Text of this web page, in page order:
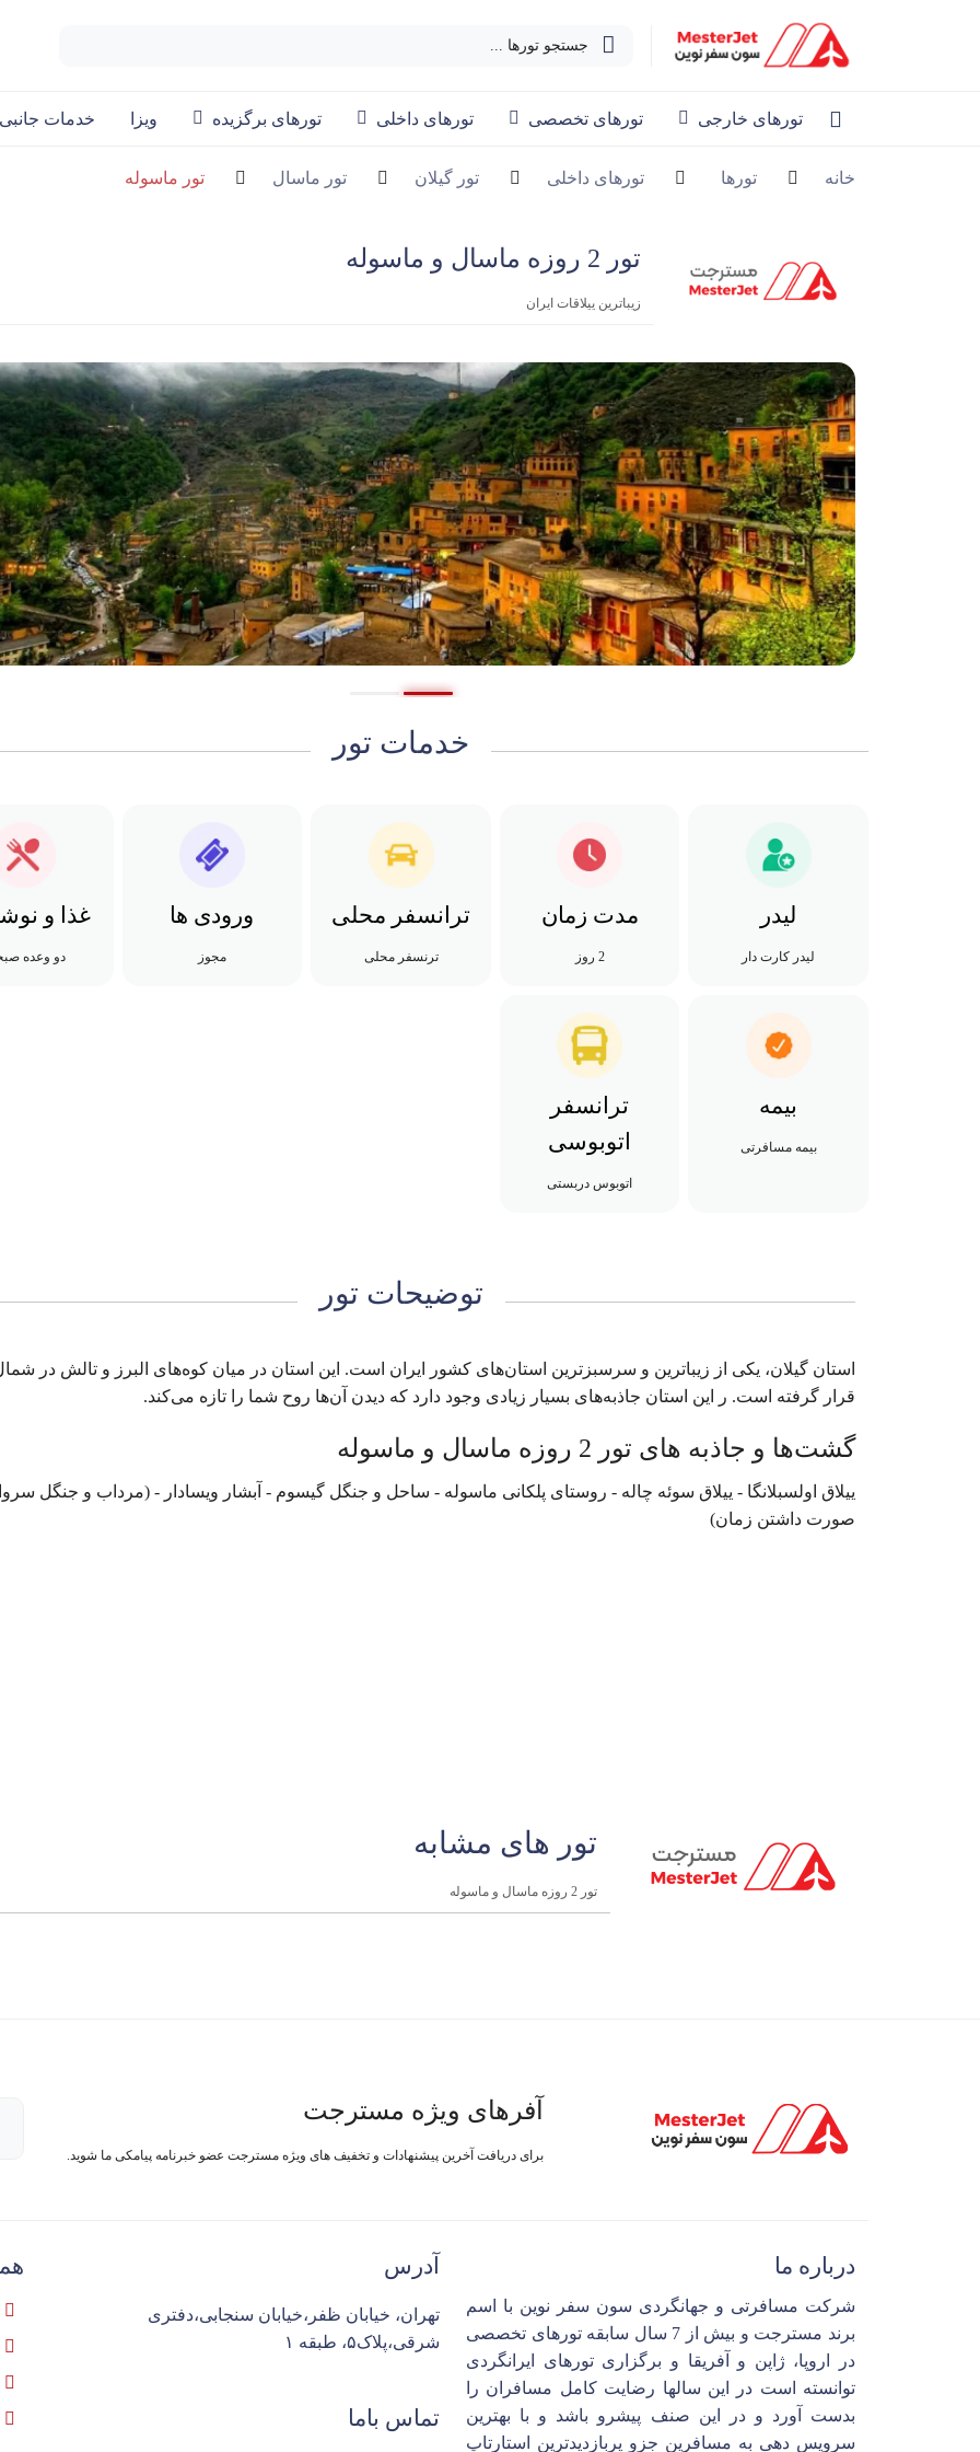
جستجو تورها ...
تورهای خارجی تورهای تخصصی تورهای داخلی تورهای برگزیده ویزا خدمات
خانه تورها تورهای داخلی تور گیلان تور ماسال تور ماسوله
تور‌ 2 روزه ماسال و ماسوله
زیباترین ییلاقات ایران
خدمات تور
لیدر
لیدر کارت دار
مدت زمان
2 روز
ترانسفر محلی
ترنسفر محلی
ورودی ها
مجوز
غذا و
دو وعده
بیمه
بیمه مسافرتی
ترانسفر
اتوبوسی
اتوبوس دربستی
توضیحات تور
استان گیلان، یکی از زیباترین و سرسبزترین استان‌های کشور ایران است. این استان در میان کوه‌های البرز و تالش در
قرار گرفته‌ است. ر این استان جاذبه‌های بسیار زیادی وجود دارد که دیدن آن‌ها روح شما را تازه می‌کند.
گشت‌ها و جاذبه های تور‌ 2 روزه ماسال و ماسوله
ییلاق اولسبلانگا - ییلاق سوئه چاله - روستای پلکانی ماسوله - ساحل و جنگل گیسوم - آبشار ویسادار - (مرداب و جنگل
صورت داشتن زمان)
تور های مشابه
تور‌ 2 روزه ماسال و ماسوله
آفرهای ویژه مسترجت
برای دریافت آخرین پیشنهادات و تخفیف های ویژه مسترجت عضو خبرنامه پیامکی ما شوید.
درباره ما
شرکت مسافرتی و جهانگردی سون سفر نوین با اسم
برند مسترجت و بیش از 7 سال سابقه تورهای تخصصی
در اروپا، ژاپن و آفریقا و برگزاری تورهای ایرانگردی
توانسته است در این سالها رضایت کامل مسافران را
بدست آورد و در این صنف پیشرو باشد و با بهترین
سرویس دهی به مسافرین جزو پربازدیدترین استارتاپ
آدرس
تهران، خیابان ظفر،خیابان سنجابی،دفتری
شرقی،پلاک۵، طبقه ۱
تماس باما